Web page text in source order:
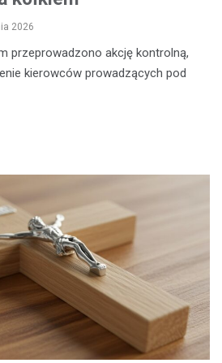
2026
przeprowadzono akcję kontrolną,
kierowców prowadzących pod